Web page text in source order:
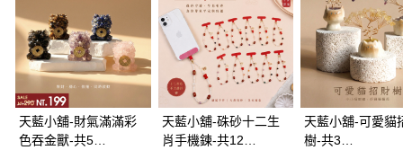
1.本服務係由「台灣大哥大股份有限公司」（以下簡稱本公司）所提供，讓
用戶於交易時，得透過本服務購買商品或服務，並由商店將買賣／分期付款
買賣價金債權讓與本公司後，依約使用本公司帳單繳交帳款。
2.基於同意付款使用「大哥付你分期」之契約關係目的，商店將以您的個人
資料（包含姓名、電話或地址）提供予台灣大哥大進項蒐集、處理及利用，
由本公司與您本人進行分期帳單所需資料之確認、核對及更正。
3.完整用戶服務條款，請詳閱以下連結： https://oppay.tw/userRule
付款後萊爾富取貨
每筆NT$8,888，滿NT$8,888(含以上)免運費
7-11取貨付款
每筆NT$80，滿NT$1,000(含以上)免運費
付款後7-11取貨
天藍小舖-財氣滿滿彩
色吞金獸-共5
天藍小舖-硃砂十二生
肖手機鍊-共12
天藍小舖-可愛貓
樹-共3